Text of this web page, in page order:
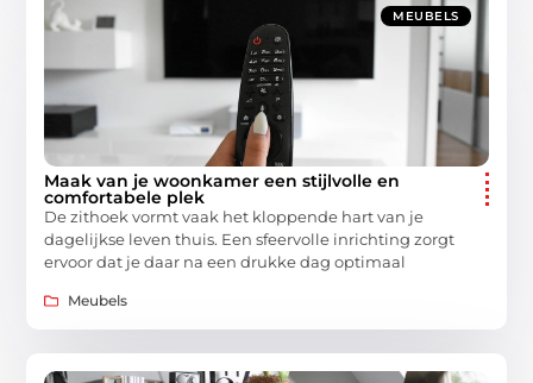
MEUBELS
Maak van je woonkamer een stijlvolle en
comfortabele plek
De zithoek vormt vaak het kloppende hart van je
dagelijkse leven thuis. Een sfeervolle inrichting zorgt
ervoor dat je daar na een drukke dag optimaal
Meubels